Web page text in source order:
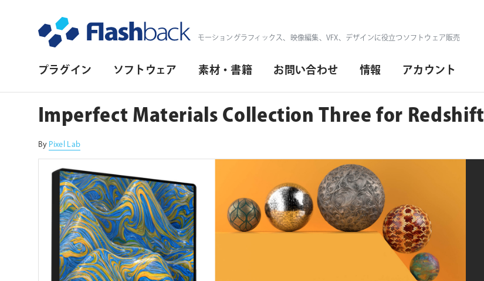
モーショングラフィックス、映像編集、VFX、デザインに役立つソフトウェア販売
プ
イ
マ
リ・
プラグイン ソフトウェア 素材・書籍 お問い合わせ 情報 アカウント
Imperfect Materials Collection Three for Redshift
By Pixel Lab